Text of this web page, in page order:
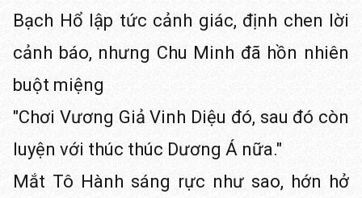
Bạch Hổ lập tức cảnh giác, định chen lời
cảnh báo, nhưng Chu Minh đã hồn nhiên
buột miệng
"Chơi Vương Giả Vinh Diệu đó, sau đó còn
luyện với thúc thúc Dương Á nữa."
Mắt Tô Hành sáng rực như sao, hớn hở